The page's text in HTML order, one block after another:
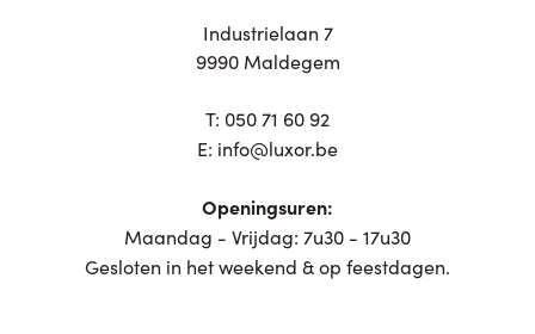
Industrielaan 7
9990 Maldegem
T: 050 71 60 92
E: info@luxor.be
Openingsuren:
Maandag - Vrijdag: 7u30 - 17u30
Gesloten in het weekend & op feestdagen.